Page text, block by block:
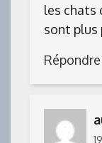
les chats
sont plus
Répondre